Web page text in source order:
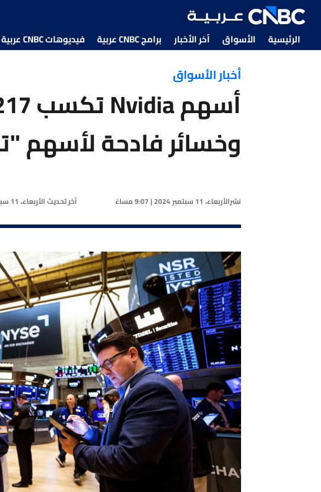
الرئيسية الأسواق آخر الأخبار برامج CNBC عربية فيديوهات CNBC عربية
أخبار الأسواق
وخسائر فادحة لأسهم
نشرالأربعاء، 11 سبتمبر 2024 | 9:07 مساءً آخر تحديثالأربعاء، 11 سبتمبر 2024 | 9:12 مساءً